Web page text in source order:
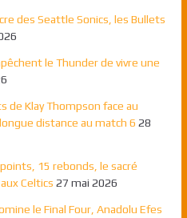
des Seattle Sonics, les Bullets
le Thunder de vivre une
de Klay Thompson face au
distance au match 6 28
15 rebonds, le sacré
Celtics 27 mai 2026
le Final Four, Anadolu Efes